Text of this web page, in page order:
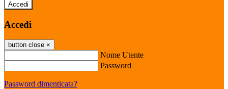
Accedi
Accedi
button close ×
Nome Utente
Password
Password dimenticata?